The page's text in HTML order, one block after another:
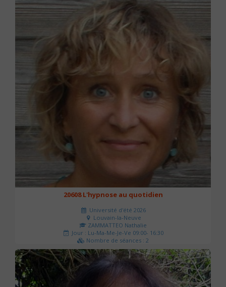
20608 L'hypnose au quotidien
Université d'été 2026
Louvain-la-Neuve
ZAMMATTEO Nathalie
Jour : Lu-Ma-Me-Je-Ve 09:00- 16:30
Nombre de séances : 2
140 €